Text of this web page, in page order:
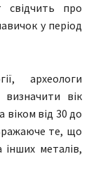
свідчить про
у період
археологи
визначити вік
від 30 до
те, що
інших металів,